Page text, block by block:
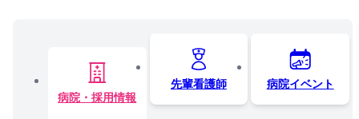
病院・採用情報
先輩看護師 病院イベント